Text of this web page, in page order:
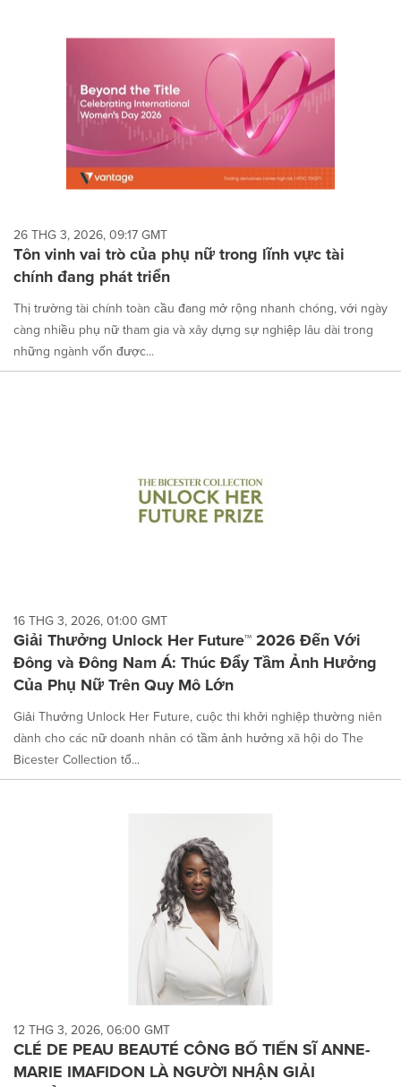
26 THG 3, 2026, 09:17 GMT
Tôn vinh vai trò của phụ nữ trong lĩnh vực tài
chính đang phát triển
Thị trường tài chính toàn cầu đang mở rộng nhanh chóng, với ngày
càng nhiều phụ nữ tham gia và xây dựng sự nghiệp lâu dài trong
những ngành vốn được...
16 THG 3, 2026, 01:00 GMT
Giải Thưởng Unlock Her Future™ 2026 Đến Với
Đông và Đông Nam Á: Thúc Đẩy Tầm Ảnh Hưởng
Của Phụ Nữ Trên Quy Mô Lớn
Giải Thưởng Unlock Her Future, cuộc thi khởi nghiệp thường niên
dành cho các nữ doanh nhân có tầm ảnh hưởng xã hội do The
Bicester Collection tổ...
12 THG 3, 2026, 06:00 GMT
CLÉ DE PEAU BEAUTÉ CÔNG BỐ TIẾN SĨ ANNE-
MARIE IMAFIDON LÀ NGƯỜI NHẬN GIẢI